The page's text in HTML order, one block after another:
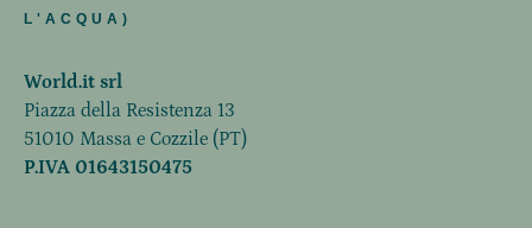
L'ACQUA)
World.it srl
Piazza della Resistenza 13
51010 Massa e Cozzile (PT)
P.IVA 01643150475